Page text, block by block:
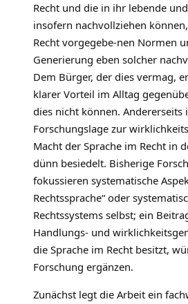
Recht und die in ihr lebende
insofern nachvollziehen
Recht vorgegebe-nen Normen
Generierung eben solcher
Dem Bürger, der dies vermag,
klarer Vorteil im Alltag
dies nicht können. Andererseits
Forschungslage zur
Macht der Sprache im Recht in
dünn besiedelt. Bisherige
fokussieren systematische
Rechtssprache“ oder
Rechtssystems selbst; ein
Handlungs- und
die Sprache im Recht besitzt,
Forschung ergänzen.
Zunächst legt die Arbeit ein